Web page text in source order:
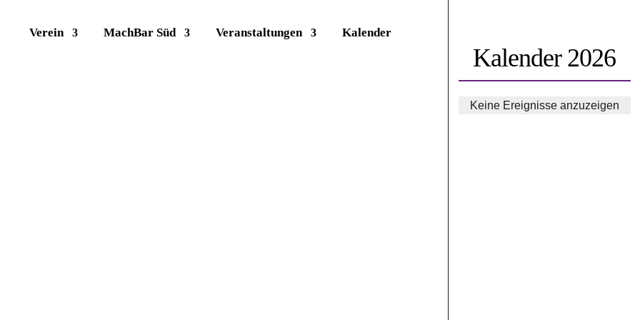
Verein MachBar Süd Veranstaltungen Kalender
Kalender 2026
Keine Ereignisse anzuzeigen